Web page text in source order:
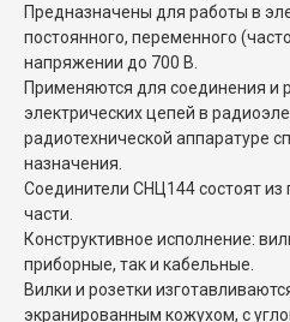
Предназначены для работы в
постоянного, переменного
напряжении до 700 В.
Применяются для соединения и
электрических цепей в
радиотехнической аппаратуре
назначения.
Соединители СНЦ144 состоят из
части.
Конструктивное исполнение:
приборные, так и кабельные.
Вилки и розетки
экранированным кожухом, с